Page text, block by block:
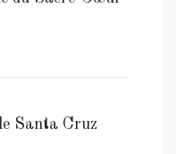
Santa Cruz